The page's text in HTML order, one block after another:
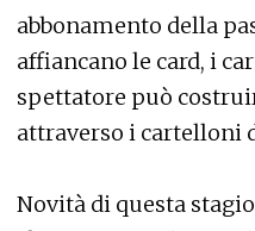
abbonamento della
affiancano le card, i
spettatore può
attraverso i cartelloni
Novità di questa